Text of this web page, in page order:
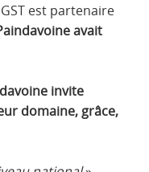
est partenaire
avait
invite
domaine, grâce,